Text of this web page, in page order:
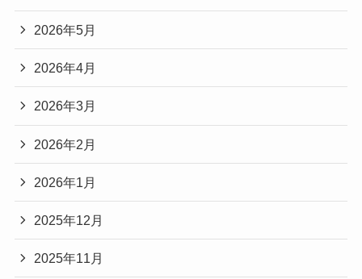
2026年5月
2026年4月
2026年3月
2026年2月
2026年1月
2025年12月
2025年11月